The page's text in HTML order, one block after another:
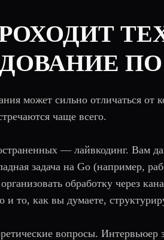
ПО
может сильно отличаться
чаще всего.
— лайвкодинг. Вам
задача на Go (например,
обработку через
и то, как вы думаете,
вопросы. Интервьюер